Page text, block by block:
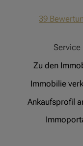
39
Service
Zu den
Immobilie
Ankaufsprofil